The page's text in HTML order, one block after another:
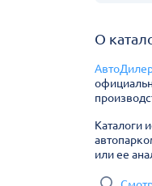
О
Каталоги
или ее